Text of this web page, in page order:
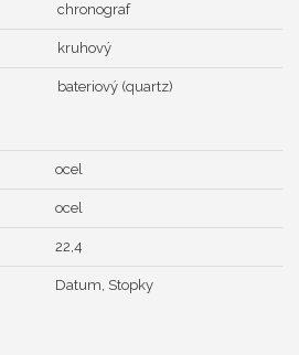
chronograf
kruhový
bateriový (quartz)
ocel
ocel
22,4
Datum, Stopky